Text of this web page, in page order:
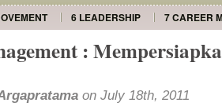
6 LEADERSHIP 7 CAREER
:
on July 18th, 2011